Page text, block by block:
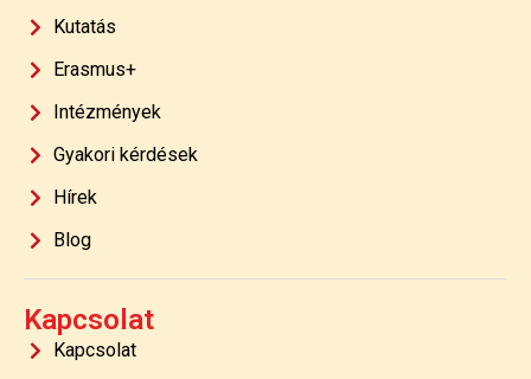
Kutatás
Erasmus+
Intézmények
Gyakori kérdések
Hírek
Blog
Kapcsolat
Kapcsolat